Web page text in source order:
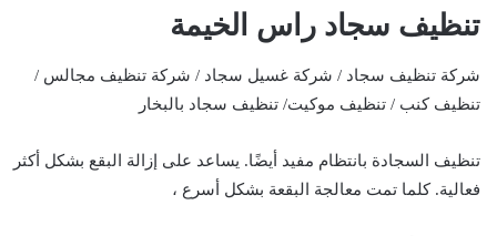
تنظيف سجاد راس الخيمة
شركة تنظيف سجاد / شركة غسيل سجاد / شركة تنظيف مجالس /
تنظيف كنب / تنظيف موكيت/ تنظيف سجاد بالبخار
تنظيف السجادة بانتظام مفيد أيضًا. يساعد على إزالة البقع بشكل أكثر
فعالية. كلما تمت معالجة البقعة بشكل أسرع ،